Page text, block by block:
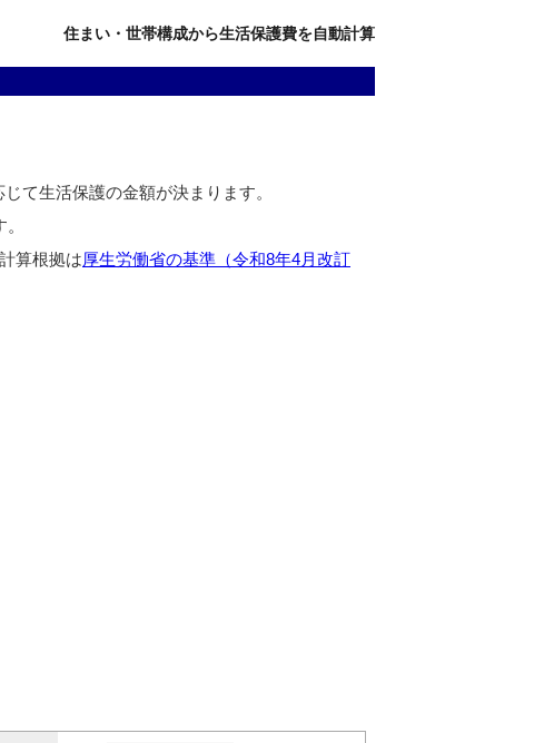
住まい・世帯構成から生活保護費を自動計算
て生活保護の金額が決まります。
算根拠は厚生労働省の基準（令和8年4月改訂